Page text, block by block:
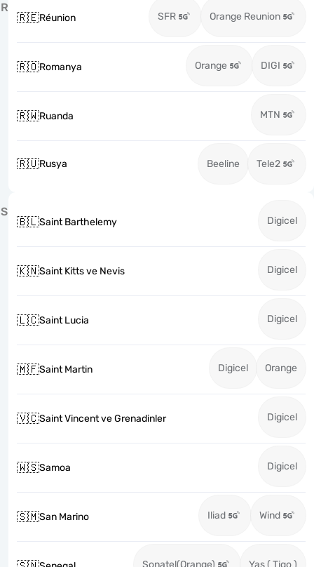
R
🇷🇪Réunion SFR Orange Reunion
🇷🇴Romanya Orange DIGI
🇷🇼Ruanda MTN
🇷🇺Rusya Beeline Tele2
S
🇧🇱Saint Barthelemy Digicel
🇰🇳Saint Kitts ve Nevis Digicel
🇱🇨Saint Lucia Digicel
🇲🇫Saint Martin Digicel Orange
🇻🇨Saint Vincent ve Grenadinler Digicel
🇼🇸Samoa Digicel
🇸🇲San Marino Iliad Wind
Sonatel(Orange) Yas ( Tigo )